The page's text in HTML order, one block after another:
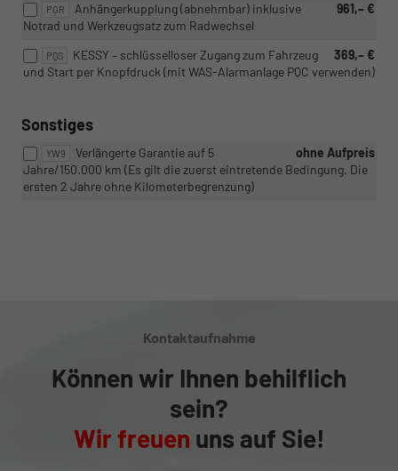
PGR 961,– €
Anhängerkupplung (abnehmbar) inklusive
Notrad und Werkzeugsatz zum Radwechsel
PQS 369,– €
KESSY – schlüsselloser Zugang zum Fahrzeug
und Start per Knopfdruck (mit WAS-Alarmanlage PQC verwenden)
Sonstiges
YW9 ohne Aufpreis
Verlängerte Garantie auf 5
Jahre/150.000 km (Es gilt die zuerst eintretende Bedingung. Die
ersten 2 Jahre ohne Kilometerbegrenzung)
Kontaktaufnahme
Können wir Ihnen behilflich
sein?
Wir freuen uns auf Sie!